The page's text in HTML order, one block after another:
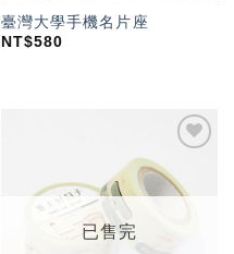
臺灣大學手機名片座
NT$580
望輕
已售完